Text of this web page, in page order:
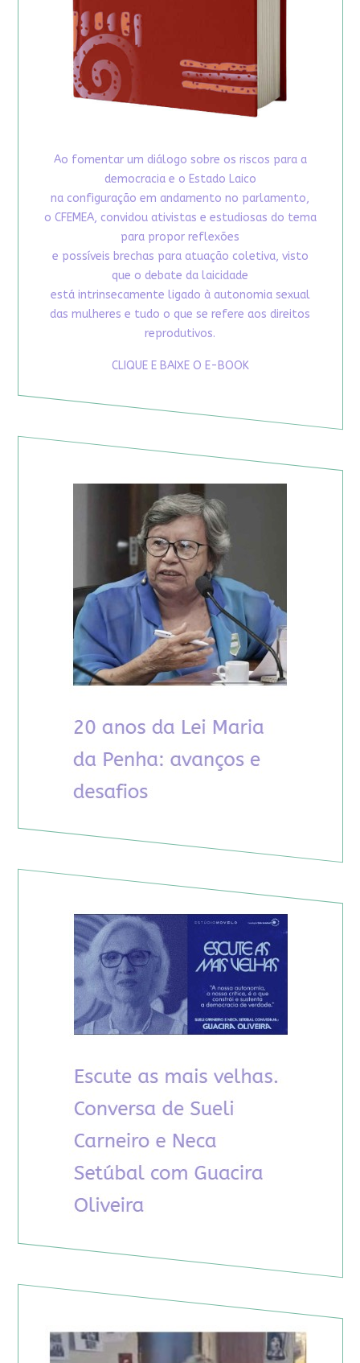
Ao fomentar um diálogo sobre os riscos para a
democracia e o Estado Laico
na configuração em andamento no parlamento,
o CFEMEA, convidou ativistas e estudiosas do tema
para propor reflexões
e possíveis brechas para atuação coletiva, visto
que o debate da laicidade
está intrinsecamente ligado à autonomia sexual
das mulheres e tudo o que se refere aos direitos
reprodutivos.
CLIQUE E BAIXE O E-BOOK